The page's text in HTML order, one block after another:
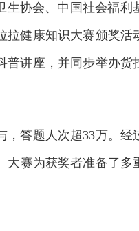
生协会、中国社会福
健康知识大赛颁奖活
讲座，并同步举办货
答题人次超33万。经
赛为获奖者准备了多